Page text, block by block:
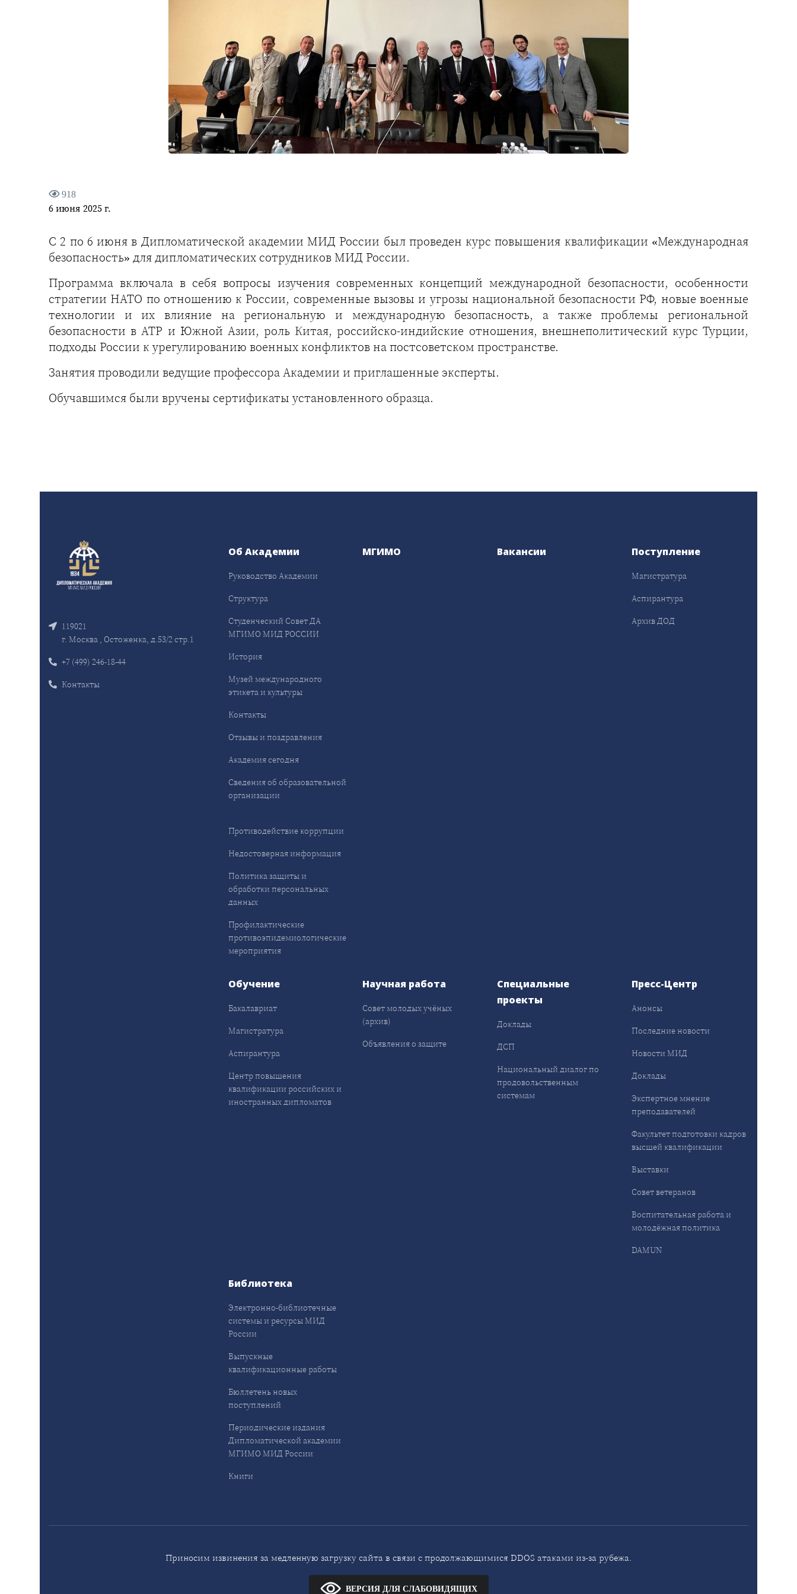
918
6 июня 2025 г.
С 2 по 6 июня в Дипломатической академии МИД России был проведен курс повышения квалификации «Международная
безопасность» для дипломатических сотрудников МИД России.
Программа включала в себя вопросы изучения современных концепций международной безопасности, особенности
стратегии НАТО по отношению к России, современные вызовы и угрозы национальной безопасности РФ, новые военные
технологии и их влияние на региональную и международную безопасность, а также проблемы региональной
безопасности в АТР и Южной Азии, роль Китая, российско-индийские отношения, внешнеполитический курс Турции,
подходы России к урегулированию военных конфликтов на постсоветском пространстве.
Занятия проводили ведущие профессора Академии и приглашенные эксперты.
Обучавшимся были вручены сертификаты установленного образца.
119021
г. Москва , Остоженка, д.53/2 стр.1
+7 (499) 246-18-44
Контакты
Об Академии
Руководство Академии
Структура
Студенческий Совет ДА
МГИМО МИД РОССИИ
История
Музей международного
этикета и культуры
Контакты
Отзывы и поздравления
Академия сегодня
Сведения об образовательной
организации
Противодействие коррупции
Недостоверная информация
Политика защиты и
обработки персональных
данных
Профилактические
противоэпидемиологические
мероприятия
МГИМО Вакансии Поступление
Магистратура
Аспирантура
Архив ДОД
Обучение
Бакалавриат
Магистратура
Аспирантура
Центр повышения
квалификации российских и
иностранных дипломатов
Научная работа
Совет молодых учёных
(архив)
Объявления о защите
Специальные
проекты
Доклады
ДСП
Национальный диалог по
продовольственным
системам
Пресс-Центр
Анонсы
Последние новости
Новости МИД
Доклады
Экспертное мнение
преподавателей
Факультет подготовки кадров
высшей квалификации
Выставки
Совет ветеранов
Воспитательная работа и
молодёжная политика
DAMUN
Библиотека
Электронно-библиотечные
системы и ресурсы МИД
России
Выпускные
квалификационные работы
Бюллетень новых
поступлений
Периодические издания
Дипломатической академии
МГИМО МИД России
Книги
Приносим извинения за медленную загрузку сайта в связи с продолжающимися DDOS атаками из-за рубежа.
ВЕРСИЯ ДЛЯ СЛАБОВИДЯЩИХ